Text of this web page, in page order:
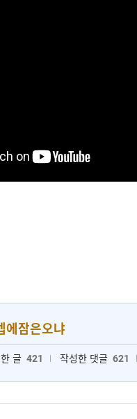
에잠은오냐
글 421 작성한 댓글 621